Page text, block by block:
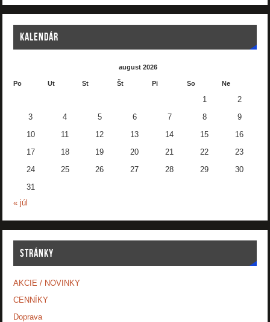
KALENDÁR
august 2026
Po Ut St Št Pi So Ne
1 2
3 4 5 6 7 8 9
10 11 12 13 14 15 16
17 18 19 20 21 22 23
24 25 26 27 28 29 30
31
« júl
STRÁNKY
AKCIE / NOVINKY
CENNÍKY
Doprava